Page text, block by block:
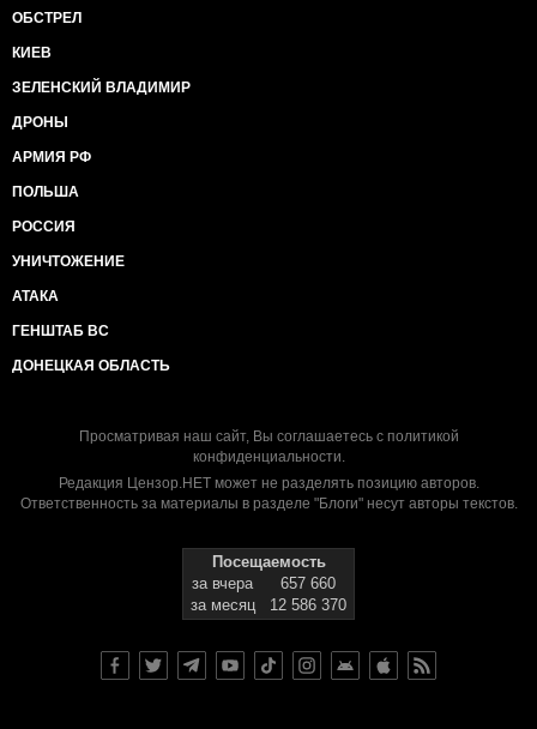
ОБСТРЕЛ
КИЕВ
ЗЕЛЕНСКИЙ ВЛАДИМИР
ДРОНЫ
АРМИЯ РФ
ПОЛЬША
РОССИЯ
УНИЧТОЖЕНИЕ
АТАКА
ГЕНШТАБ ВС
ДОНЕЦКАЯ ОБЛАСТЬ
Просматривая наш сайт, Вы соглашаетесь с политикой
конфиденциальности.
Редакция Цензор.НЕТ может не разделять позицию авторов.
Ответственность за материалы в разделе "Блоги" несут авторы текстов.
Посещаемость
за вчера
657 660
за месяц
12 586 370